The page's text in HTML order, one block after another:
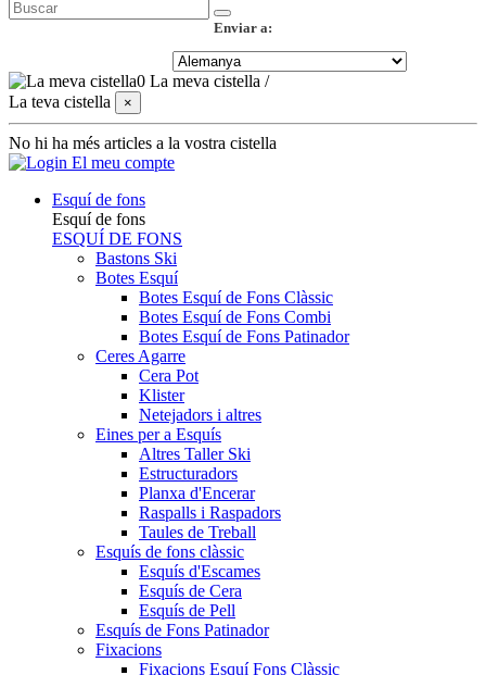
Enviar a:
0 La meva cistella /
La teva cistella
×
No hi ha més articles a la vostra cistella
El meu compte
Esquí de fons
Esquí de fons
ESQUÍ DE FONS
Bastons Ski
Botes Esquí
Botes Esquí de Fons Clàssic
Botes Esquí de Fons Combi
Botes Esquí de Fons Patinador
Ceres Agarre
Cera Pot
Klister
Netejadors i altres
Eines per a Esquís
Altres Taller Ski
Estructuradors
Planxa d'Encerar
Raspalls i Raspadors
Taules de Treball
Esquís de fons clàssic
Esquís d'Escames
Esquís de Cera
Esquís de Pell
Esquís de Fons Patinador
Fixacions
Fixacions Esquí Fons Clàssic